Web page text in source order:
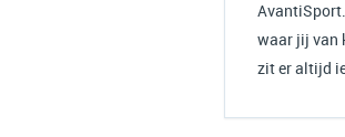
waar jij van
zit er altijd